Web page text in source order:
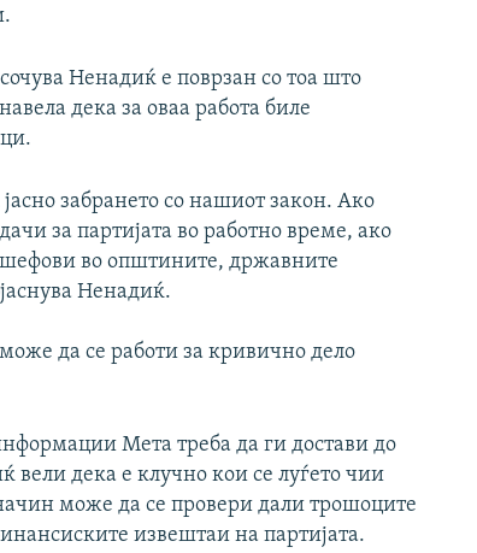
Ненадиќ е поврзан со тоа што
дека за оваа работа биле
забрането со нашиот закон. Ако
за партијата во работно време, ако
шефови во општините, државните
Ненадиќ.
да се работи за кривично дело
Мета треба да ги достави до
вели дека е клучно кои се луѓето чии
може да се провери дали трошоците
извештаи на партијата.